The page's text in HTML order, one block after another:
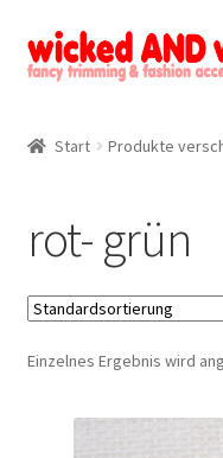
Zur
Navigation
Zum
Inhalt
Mein Konto
Kontakt
Start Produkte
rot- grün
Einzelnes Ergebnis wird